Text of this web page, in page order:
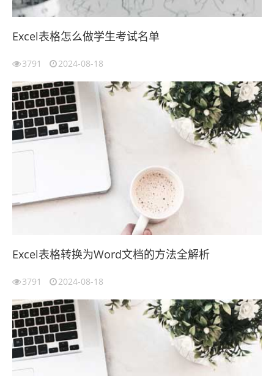
Excel表格怎么做学生考试名单
3791 2024-08-18
Excel表格转换为Word文档的方法全解析
3791 2024-08-18